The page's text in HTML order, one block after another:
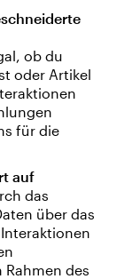
ob du
oder Artikel
für die
auf
das
über das
Rahmen des